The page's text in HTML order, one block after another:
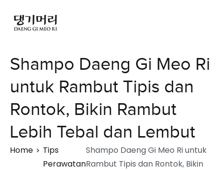
Shampo Daeng Gi Meo Ri
untuk Rambut Tipis dan
Rontok, Bikin Rambut
Lebih Tebal dan Lembut
Home
Tips
Perawatan
Shampo Daeng Gi Meo Ri untuk
Rambut Tipis dan Rontok, Bikin